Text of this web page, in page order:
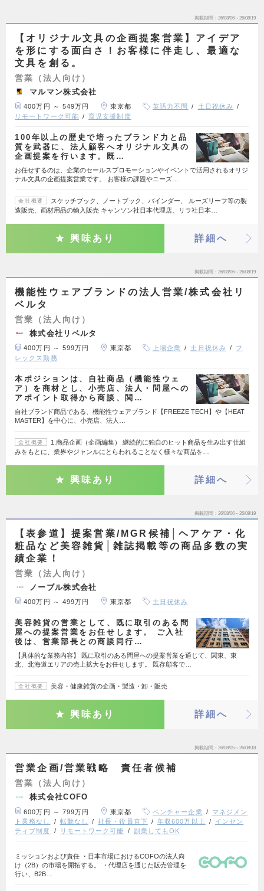
掲載期間 26/08/06～26/08/19
【オリジナル文具の企画提案営業】アイデア
を形にする面白さ！お客様に伴走し、最適な
文具を創る。
営業（法人向け）
マルマン株式会社
400万円 ～ 549万円 東京都 英語力不問
土日祝休み
リモートワーク可能
育児支援制度
100年以上の歴史で培ったブランド力と品
質を武器に、法人顧客へオリジナル文具の
企画提案を行います。既…
お任せするのは、企業のセールスプロモーションやイベントで活用されるオリジ
ナル文具の企画提案営業です。 お客様の課題やニーズ…
会社概要
スケッチブック、ノートブック、バインダー、 ルーズリーフ等の製
造販売、画材用品の輸入販売 キャンソン社日本代理店、リラ社日本…
興味あり 詳細へ
掲載期間 26/08/06～26/08/19
機能性ウェアブランドの法人営業/株式会社リ
ベルタ
営業（法人向け）
株式会社リベルタ
400万円 ～ 599万円 東京都 上場企業 土日祝休み
フ
レックス勤務
本ポジションは、自社商品（機能性ウェ
ア）を商材とし、小売店、法人・問屋への
アポイント取得から商談、関…
自社ブランド商品である、機能性ウェアブランド【FREEZE TECH】や【HEAT
MASTER】を中心に、小売店、法人…
会社概要
1.商品企画（企画編集） 継続的に独自のヒット商品を生み出す仕組
みをもとに、業界やジャンルにとらわれることなく様々な商品を…
興味あり 詳細へ
掲載期間 26/08/06～26/08/19
【表参道】提案営業/MGR候補│ヘアケア・化
粧品など美容雑貨│雑誌掲載等の商品多数の実
績企業！
営業（法人向け）
ノーブル株式会社
400万円 ～ 499万円 東京都 土日祝休み
美容雑貨の営業として、既に取引のある問
屋への提案営業をお任せします。 ご入社
後は、営業部長との商談同行…
【具体的な業務内容】 既に取引のある問屋への提案営業を通じて、関東、東
北、北海道エリアの売上拡大をお任せします。 既存顧客で…
会社概要 美容・健康雑貨の企画・製造・卸・販売
興味あり 詳細へ
掲載期間 26/08/05～26/08/18
営業企画/営業戦略 責任者候補
営業（法人向け）
株式会社COFO
600万円 ～ 799万円 東京都 ベンチャー企業
マネジメン
ト業務なし
転勤なし 社長・役員直下 年収600万以上
インセン
ティブ制度
リモートワーク可能 副業してもOK
ミッションおよび責任 ・日本市場におけるCOFOの法人向
け（2B）の市場を開拓する。 ・代理店を通じた販売管理を
行い、B2B…